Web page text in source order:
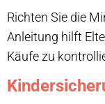
Richten Sie die
Anleitung hilft
Käufe zu